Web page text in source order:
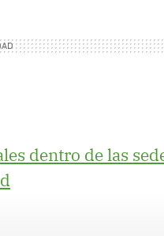
dentro de las